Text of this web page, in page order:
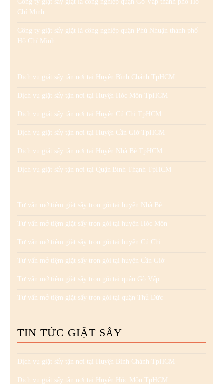
Công ty giặt sấy giặt là công nghiệp quận Gò Vấp thành phố Hồ
Chí Minh
Công ty giặt sấy giặt là công nghiệp quận Phú Nhuận thành phố
Hồ Chí Minh
Dịch vụ giặt sấy tận nơi tại Huyện Bình Chánh TpHCM
Dịch vụ giặt sấy tận nơi tại Huyện Hóc Môn TpHCM
Dịch vụ giặt sấy tận nơi tại Huyện Củ Chi TpHCM
Dịch vụ giặt sấy tận nơi tại Huyện Cần Giờ TpHCM
Dịch vụ giặt sấy tận nơi tại Huyện Nhà Bè TpHCM
Dịch vụ giặt sấy tận nơi tại Quận Bình Thạnh TpHCM
Tư vấn mở tiệm giặt sấy trọn gói tại huyện Nhà Bè
Tư vấn mở tiệm giặt sấy trọn gói tại huyện Hóc Môn
Tư vấn mở tiệm giặt sấy trọn gói tại huyện Củ Chi
Tư vấn mở tiệm giặt sấy trọn gói tại huyện Cần Giờ
Tư vấn mở tiệm giặt sấy trọn gói tại quận Gò Vấp
Tư vấn mở tiệm giặt sấy trọn gói tại quận Thủ Đức
TIN TỨC GIẶT SẤY
Dịch vụ giặt sấy tận nơi tại Huyện Bình Chánh TpHCM
Dịch vụ giặt sấy tận nơi tại Huyện Hóc Môn TpHCM